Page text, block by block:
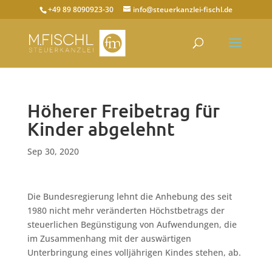
+49 89 8090923-30 info@steuerkanzlei-fischl.de
Höherer Freibetrag für
Kinder abgelehnt
Sep 30, 2020
Die Bundesregierung lehnt die Anhebung des seit
1980 nicht mehr veränderten Höchstbetrags der
steuerlichen Begünstigung von Aufwendungen, die
im Zusammenhang mit der auswärtigen
Unterbringung eines volljährigen Kindes stehen, ab.